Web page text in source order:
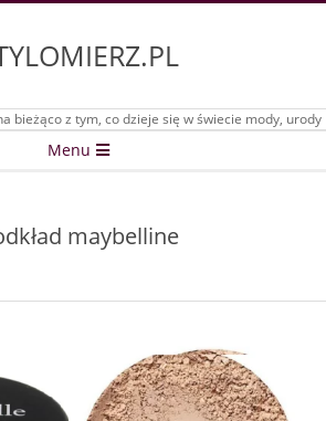
bieżąco z tym, co dzieje się w świecie mody, urody
Menu
maybelline